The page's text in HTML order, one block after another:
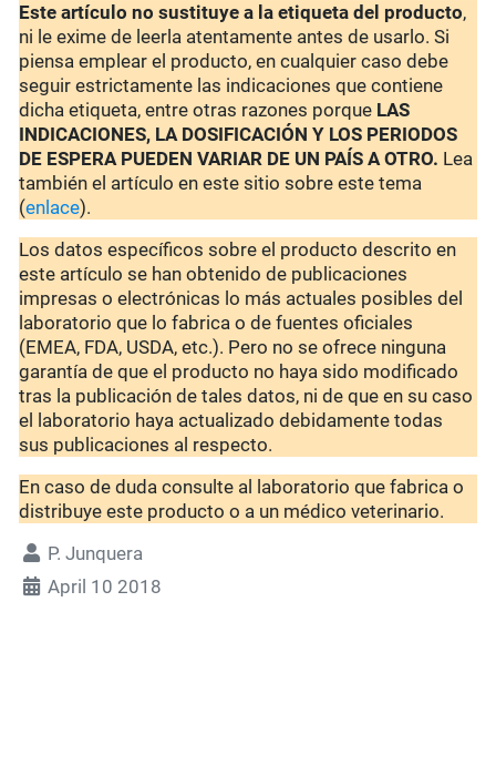
Este artículo no sustituye a la etiqueta del producto,
ni le exime de leerla atentamente antes de usarlo. Si
piensa emplear el producto, en cualquier caso debe
seguir estrictamente las indicaciones que contiene
dicha etiqueta, entre otras razones porque LAS
INDICACIONES, LA DOSIFICACIÓN Y LOS PERIODOS
DE ESPERA PUEDEN VARIAR DE UN PAÍS A OTRO. Lea
también el artículo en este sitio sobre este tema
(enlace).
Los datos específicos sobre el producto descrito en
este artículo se han obtenido de publicaciones
impresas o electrónicas lo más actuales posibles del
laboratorio que lo fabrica o de fuentes oficiales
(EMEA, FDA, USDA, etc.). Pero no se ofrece ninguna
garantía de que el producto no haya sido modificado
tras la publicación de tales datos, ni de que en su caso
el laboratorio haya actualizado debidamente todas
sus publicaciones al respecto.
En caso de duda consulte al laboratorio que fabrica o
distribuye este producto o a un médico veterinario.
P. Junquera
April 10 2018